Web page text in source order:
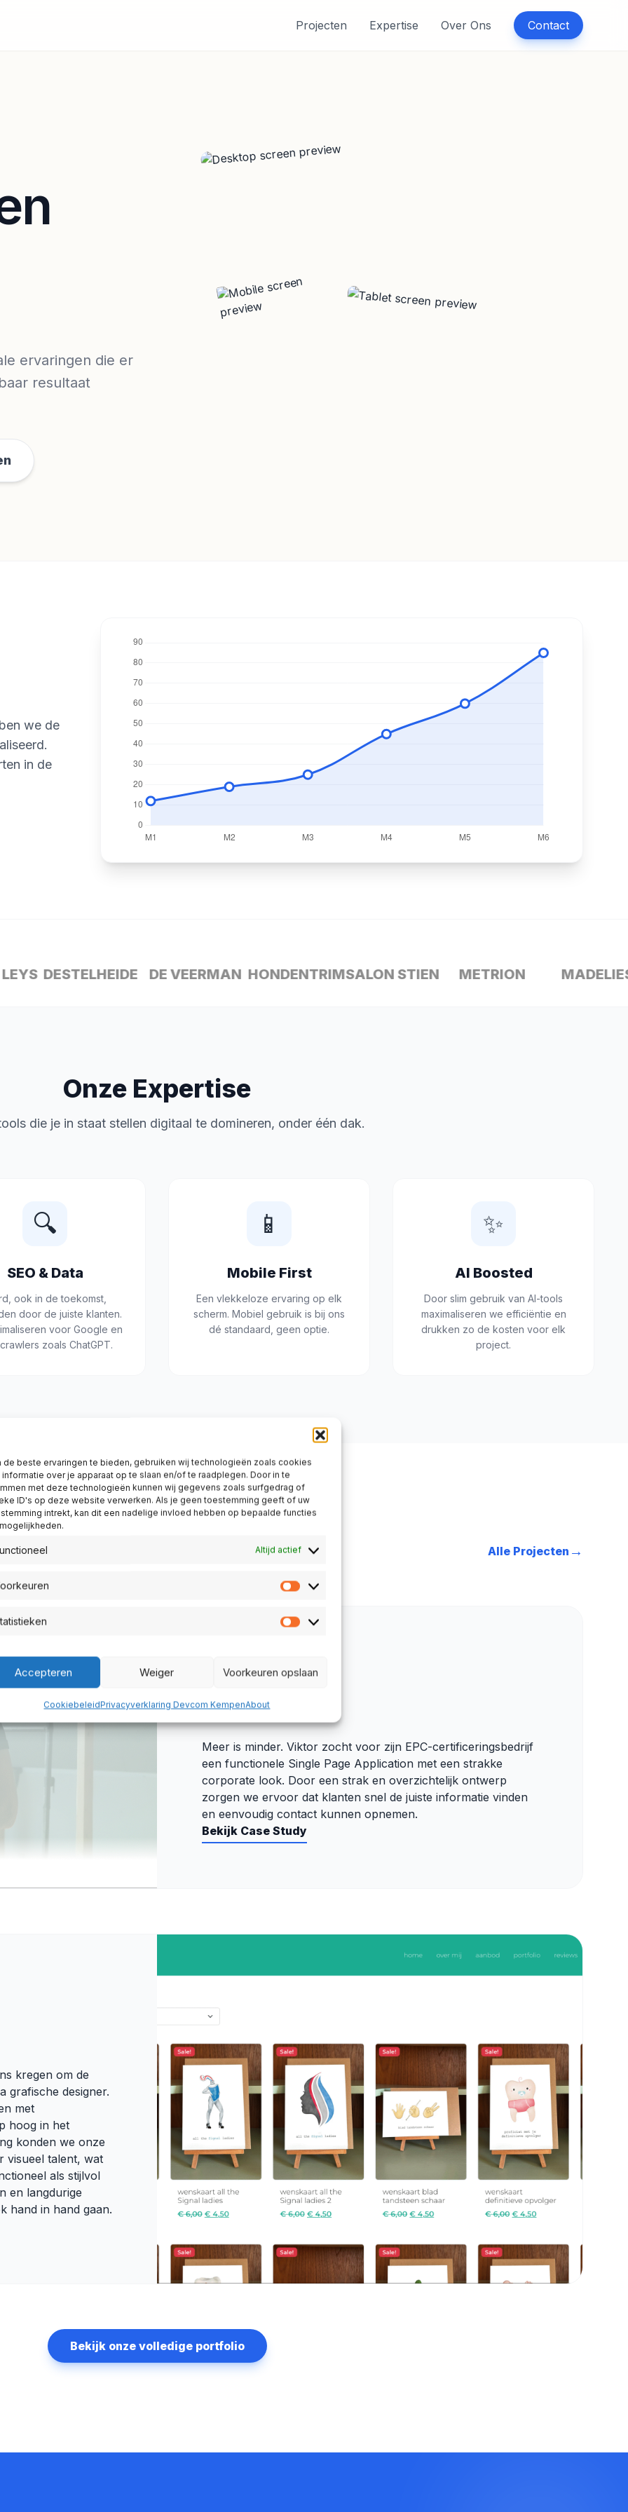
de beste ervaringen te bieden, gebruiken wij technologieën zoals cookies
informatie over je apparaat op te slaan en/of te raadplegen. Door in te
met deze technologieën kunnen wij gegevens zoals surfgedrag of
ID's op deze website verwerken. Als je geen toestemming geeft of uw
intrekt, kan dit een nadelige invloed hebben op bepaalde functies
Altijd actief
Voorkeuren
Statistieken
Accepteren Weiger Voorkeuren opslaan
CookiebeleidPrivacyverklaring Devcom KempenAbout
Projecten Expertise Over Ons Contact
ervaringen die er
resultaat
we de
in de
DESTELHEIDE DE VEERMAN HONDENTRIMSALON STIEN METRION MADELIES
Onze Expertise
die je in staat stellen digitaal te domineren, onder één dak.
🔍
SEO & Data
ook in de toekomst,
door de juiste klanten.
voor Google en
zoals ChatGPT.
📱
Mobile First
Een vlekkeloze ervaring op elk
scherm. Mobiel gebruik is bij ons
dé standaard, geen optie.
✨
AI Boosted
Door slim gebruik van AI-tools
maximaliseren we efficiëntie en
drukken zo de kosten voor elk
project.
Alle Projecten →
Meer is minder. Viktor zocht voor zijn EPC-certificeringsbedrijf
een functionele Single Page Application met een strakke
corporate look. Door een strak en overzichtelijk ontwerp
zorgen we ervoor dat klanten snel de juiste informatie vinden
en eenvoudig contact kunnen opnemen.
Bekijk Case Study
kregen om de
grafische designer.
met
hoog in het
konden we onze
visueel talent, wat
als stijlvol
en langdurige
hand in hand gaan.
Bekijk onze volledige portfolio